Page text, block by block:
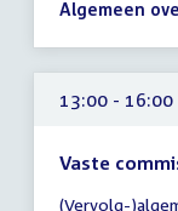
uur
Algemeen
13:00 - 16:00
Vaste
(Vervolg-